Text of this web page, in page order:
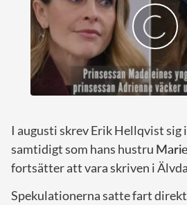
I augusti skrev Erik Hellqvist sig
samtidigt som hans hustru
fortsätter att vara skriven i
Spekulationerna satte fart direkt